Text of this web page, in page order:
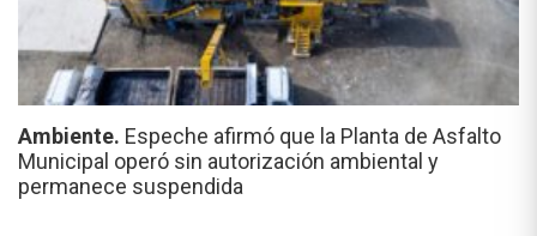
Ambiente. Espeche afirmó que la Planta de Asfalto
Municipal operó sin autorización ambiental y
permanece suspendida